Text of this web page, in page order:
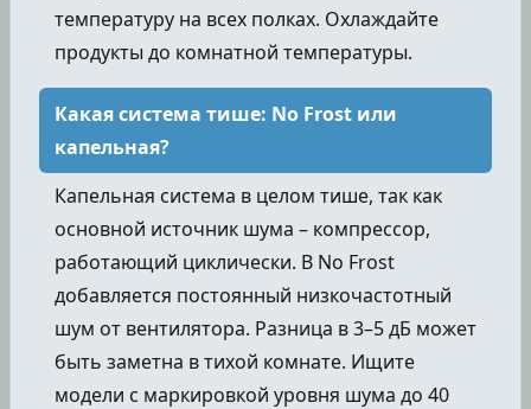
температуру на всех полках. Охлаждайте
продукты до комнатной температуры.
Какая система тише: No Frost или
капельная?
Капельная система в целом тише, так как
основной источник шума – компрессор,
работающий циклически. В No Frost
добавляется постоянный низкочастотный
шум от вентилятора. Разница в 3–5 дБ может
быть заметна в тихой комнате. Ищите
модели с маркировкой уровня шума до 40